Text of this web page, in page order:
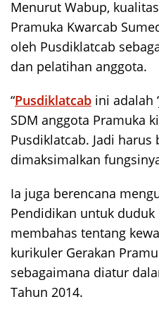
Menurut Wabup,
Pramuka Kwarcab
oleh Pusdiklatcab
dan pelatihan anggota.
“Pusdiklatcab ini adalah
SDM anggota Pramuka
Pusdiklatcab. Jadi harus
dimaksimalkan
Ia juga berencana
Pendidikan untuk duduk
membahas tentang
kurikuler Gerakan
sebagaimana diatur
Tahun 2014.